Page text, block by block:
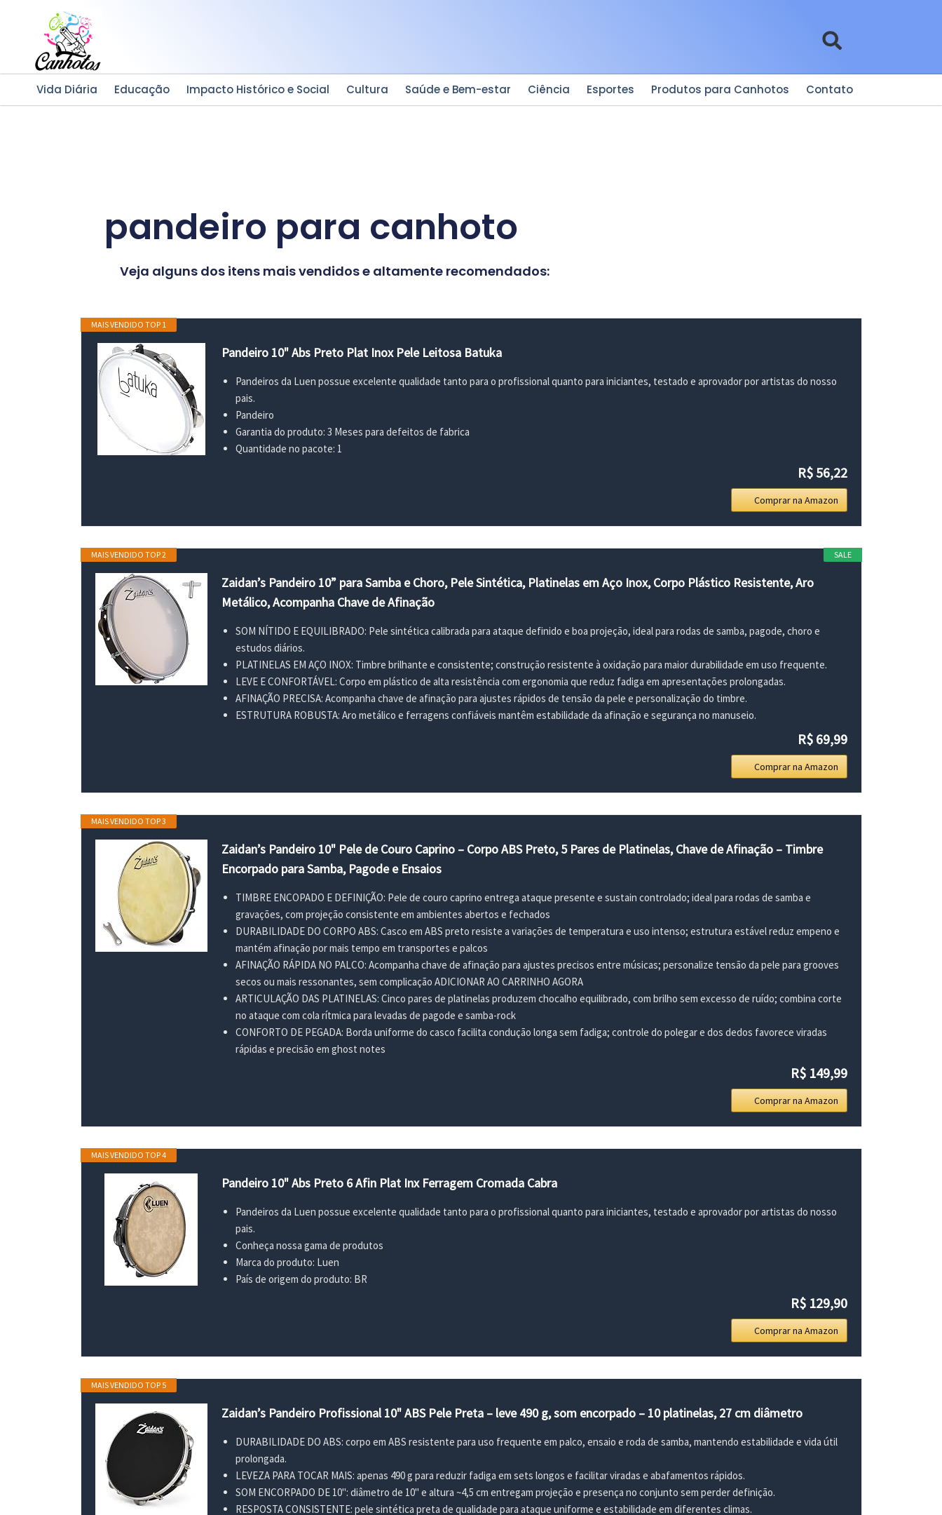
conteúdo
Vida Diária Educação Impacto Histórico e Social Cultura Saúde e Bem-estar Ciência Esportes Produtos para Canhotos Contato
pandeiro para canhoto​
Veja alguns dos itens mais vendidos e altamente recomendados:
MAIS VENDIDO TOP 1
Pandeiro 10" Abs Preto Plat Inox Pele Leitosa Batuka
Pandeiros da Luen possue excelente qualidade tanto para o profissional quanto para iniciantes, testado e aprovador por artistas do nosso
pais.
Pandeiro
Garantia do produto: 3 Meses para defeitos de fabrica
Quantidade no pacote: 1
R$ 56,22
Comprar na Amazon
SALE
MAIS VENDIDO TOP 2
Zaidan’s Pandeiro 10” para Samba e Choro, Pele Sintética, Platinelas em Aço Inox, Corpo Plástico Resistente, Aro
Metálico, Acompanha Chave de Afinação
SOM NÍTIDO E EQUILIBRADO: Pele sintética calibrada para ataque definido e boa projeção, ideal para rodas de samba, pagode, choro e
estudos diários.
PLATINELAS EM AÇO INOX: Timbre brilhante e consistente; construção resistente à oxidação para maior durabilidade em uso frequente.
LEVE E CONFORTÁVEL: Corpo em plástico de alta resistência com ergonomia que reduz fadiga em apresentações prolongadas.
AFINAÇÃO PRECISA: Acompanha chave de afinação para ajustes rápidos de tensão da pele e personalização do timbre.
ESTRUTURA ROBUSTA: Aro metálico e ferragens confiáveis mantêm estabilidade da afinação e segurança no manuseio.
R$ 69,99
Comprar na Amazon
MAIS VENDIDO TOP 3
Zaidan’s Pandeiro 10" Pele de Couro Caprino – Corpo ABS Preto, 5 Pares de Platinelas, Chave de Afinação – Timbre
Encorpado para Samba, Pagode e Ensaios
TIMBRE ENCOPADO E DEFINIÇÃO: Pele de couro caprino entrega ataque presente e sustain controlado; ideal para rodas de samba e
gravações, com projeção consistente em ambientes abertos e fechados
DURABILIDADE DO CORPO ABS: Casco em ABS preto resiste a variações de temperatura e uso intenso; estrutura estável reduz empeno e
mantém afinação por mais tempo em transportes e palcos
AFINAÇÃO RÁPIDA NO PALCO: Acompanha chave de afinação para ajustes precisos entre músicas; personalize tensão da pele para grooves
secos ou mais ressonantes, sem complicação ADICIONAR AO CARRINHO AGORA
ARTICULAÇÃO DAS PLATINELAS: Cinco pares de platinelas produzem chocalho equilibrado, com brilho sem excesso de ruído; combina corte
no ataque com cola rítmica para levadas de pagode e samba-rock
CONFORTO DE PEGADA: Borda uniforme do casco facilita condução longa sem fadiga; controle do polegar e dos dedos favorece viradas
rápidas e precisão em ghost notes
R$ 149,99
Comprar na Amazon
MAIS VENDIDO TOP 4
Pandeiro 10" Abs Preto 6 Afin Plat Inx Ferragem Cromada Cabra
Pandeiros da Luen possue excelente qualidade tanto para o profissional quanto para iniciantes, testado e aprovador por artistas do nosso
pais.
Conheça nossa gama de produtos
Marca do produto: Luen
País de origem do produto: BR
R$ 129,90
Comprar na Amazon
MAIS VENDIDO TOP 5
Zaidan’s Pandeiro Profissional 10" ABS Pele Preta – leve 490 g, som encorpado – 10 platinelas, 27 cm diâmetro
DURABILIDADE DO ABS: corpo em ABS resistente para uso frequente em palco, ensaio e roda de samba, mantendo estabilidade e vida útil
prolongada.
LEVEZA PARA TOCAR MAIS: apenas 490 g para reduzir fadiga em sets longos e facilitar viradas e abafamentos rápidos.
SOM ENCORPADO DE 10": diâmetro de 10" e altura ~4,5 cm entregam projeção e presença no conjunto sem perder definição.
RESPOSTA CONSISTENTE: pele sintética preta de qualidade para ataque uniforme e estabilidade em diferentes climas.